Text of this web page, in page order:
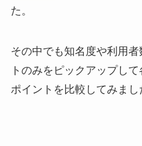
た。
その中でも知名度や利用
トのみをピックアップし
ポイントを比較してみまし